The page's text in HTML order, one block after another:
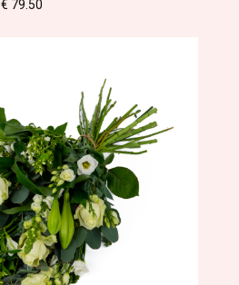
€ 79.50